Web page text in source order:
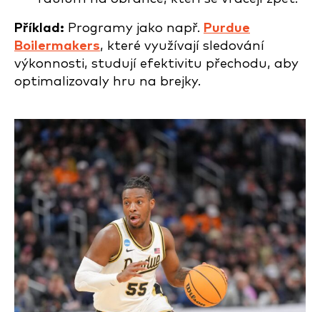
Příklad: Programy jako např. Purdue
Boilermakers, které využívají sledování
výkonnosti, studují efektivitu přechodu, aby
optimalizovaly hru na brejky.